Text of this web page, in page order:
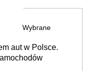
Wybrane
aut w Polsce.